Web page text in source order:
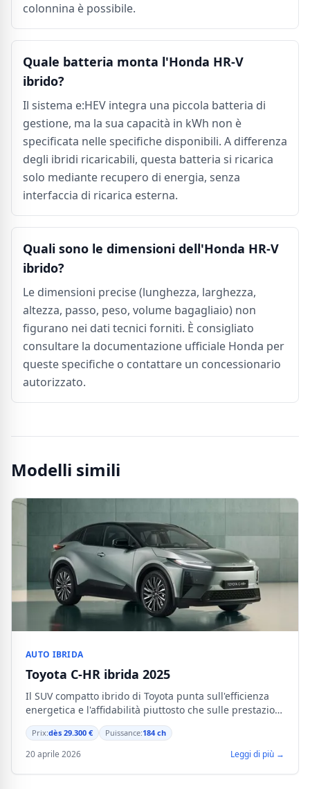
colonnina è possibile.
Quale batteria monta l'Honda HR-V
ibrido?
Il sistema e:HEV integra una piccola batteria di
gestione, ma la sua capacità in kWh non è
specificata nelle specifiche disponibili. A differenza
degli ibridi ricaricabili, questa batteria si ricarica
solo mediante recupero di energia, senza
interfaccia di ricarica esterna.
Quali sono le dimensioni dell'Honda HR-V
ibrido?
Le dimensioni precise (lunghezza, larghezza,
altezza, passo, peso, volume bagagliaio) non
figurano nei dati tecnici forniti. È consigliato
consultare la documentazione ufficiale Honda per
queste specifiche o contattare un concessionario
autorizzato.
Modelli simili
AUTO IBRIDA
Toyota C-HR ibrida 2025
Il SUV compatto ibrido di Toyota punta sull'efficienza
energetica e l'affidabilità piuttosto che sulle prestazioni
brute.
Prix:dès 29.300 € Puissance:184 ch
20 aprile 2026 Leggi di più →